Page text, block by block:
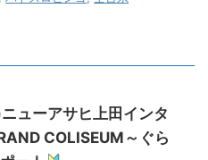
ューアサヒ上田インタ
COLISEUM～ぐら